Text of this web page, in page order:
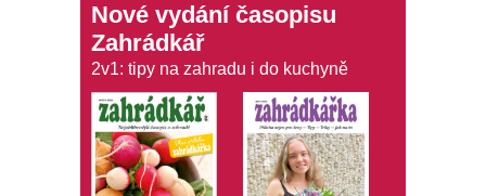
Nové vydání časopisu
Zahrádkář
2v1: tipy na zahradu i do kuchyně